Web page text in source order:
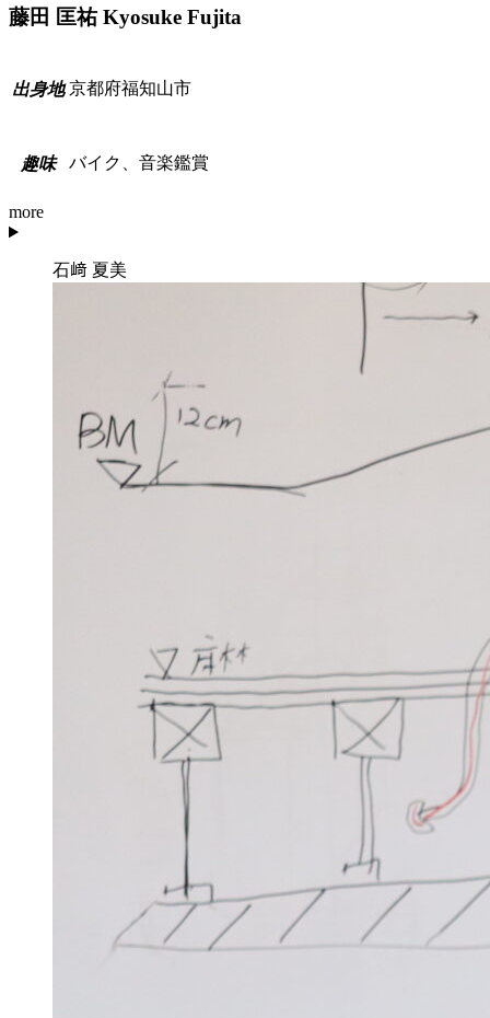
藤田 匡祐 Kyosuke Fujita
出身地 京都府福知山市
趣味 バイク、音楽鑑賞
more
石﨑 夏美